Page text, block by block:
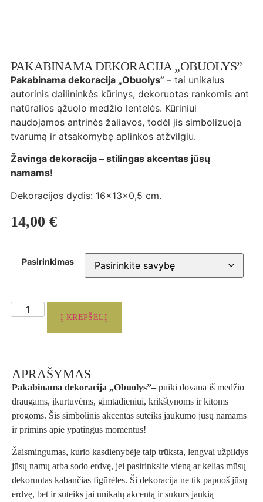
PAKABINAMA DEKORACIJA „OBUOLYS”
Pakabinama dekoracija „Obuolys” – tai unikalus
autorinis dailininkės kūrinys, dekoruotas rankomis ant
natūralios ąžuolo medžio lentelės. Kūriniui
naudojamos antrinės žaliavos, todėl jis simbolizuoja
tvarumą ir atsakomybę aplinkos atžvilgiu.
Žavinga dekoracija – stilingas akcentas jūsų
namams!
Dekoracijos dydis: 16×13×0,5 cm.
14,00 €
Pasirinkimas
Į KREPŠELĮ
APRAŠYMAS
Pakabinama dekoracija „Obuolys”– puiki dovana iš medžio
draugams, įkurtuvėms, gimtadieniui, krikštynoms ir kitoms
progoms. Šis simbolinis akcentas suteiks jaukumo jūsų namams
ir primins apie ypatingus momentus!
Žaismingumas, kurio kasdienybėje taip trūksta, lengvai užpildys
jūsų namų arba sodo erdvę, jei pasirinksite vieną ar kelias mūsų
dekoruotas kabančias figūrėles. Ši dekoracija ne tik papuoš jūsų
erdvę, bet ir suteiks jai unikalų akcentą ir sukurs jaukią